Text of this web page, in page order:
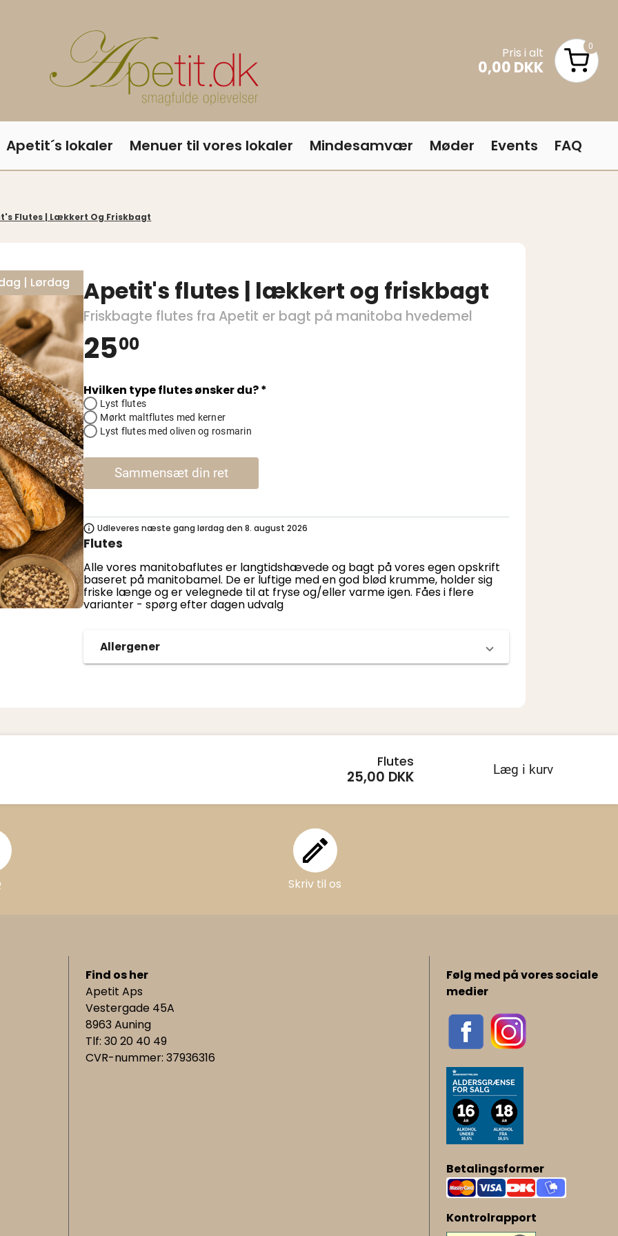
Pris i alt
0,00 DKK Pris i alt
0
Apetit´s lokaler Menuer til vores lokaler Mindesamvær Møder Events FAQ
Flutes | Lækkert Og Friskbagt
| Lørdag Apetit's flutes | lækkert og friskbagt
Friskbagte flutes fra Apetit er bagt på manitoba hvedemel
2500
Hvilken type flutes ønsker du? *
Lyst flutes
Mørkt maltflutes med kerner
Lyst flutes med oliven og rosmarin
Sammensæt din ret
Udleveres næste gang lørdag den 8. august 2026
Flutes
Alle vores manitobaflutes er langtidshævede og bagt på vores egen opskrift
baseret på manitobamel. De er luftige med en god blød krumme, holder sig
friske længe og er velegnede til at fryse og/eller varme igen. Fåes i flere
varianter - spørg efter dagen udvalg
Allergener
Flutes
25,00 DKK Læg i kurv
Skriv til os
Skriv til os
Find os her
Apetit Aps
Vestergade 45A
8963 Auning
Tlf: 30 20 40 49
CVR-nummer: 37936316
Følg med på vores sociale
medier
Betalingsformer
Kontrolrapport